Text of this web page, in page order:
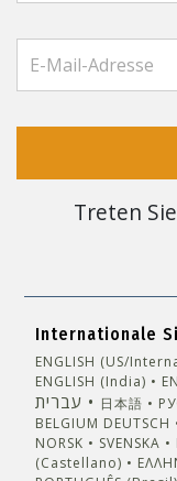
Treten
Internationale
ENGLISH (US/
ENGLISH (India)
עברית 日本語
BELGIUM DEUTSCH
NORSK
SVENSKA
(Castellano)